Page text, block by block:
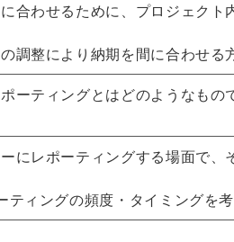
合わせるために、プロジェクト
調整により納期を間に合わせる
ーティングとはどのようなもの
にレポーティングする場面で、
ィングの頻度・タイミングを考